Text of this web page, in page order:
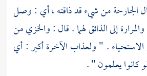
الجارحة من شيء قد ذاقته ، أي : وصل
إلى الذائق لهما . قال : والخزي من
الاستحياء . " ولعذاب الآخرة أكبر : أي
كانوا يعلمون " .